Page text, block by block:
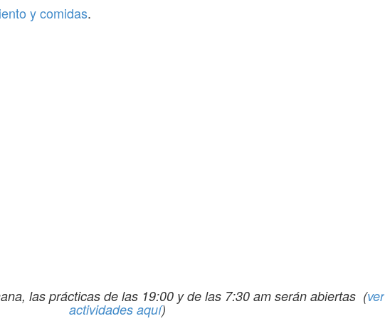
y comidas.
las prácticas de las 19:00 y de las 7:30 am serán abiertas (ver
actividades aquí)